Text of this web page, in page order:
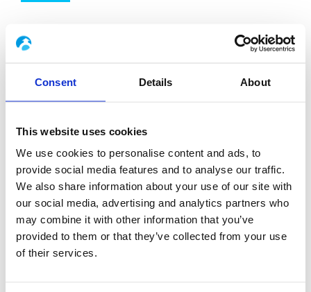
Consent Details About
This website uses cookies
We use cookies to personalise content and ads, to
provide social media features and to analyse our traffic.
We also share information about your use of our site with
our social media, advertising and analytics partners who
may combine it with other information that you’ve
provided to them or that they’ve collected from your use
of their services.
filleuls.
rencontres à minima trimestrielles, pour lui
à la vie professionnelle via vos conseils et
votre réseau.
Réaliser chaque fin d’année, conjointement
avec l’étudiant, un bilan du parrainage
Consignes